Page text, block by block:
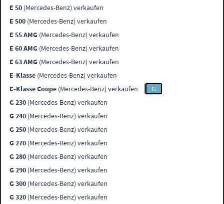
E 50 (Mercedes-Benz) verkaufen
E 500 (Mercedes-Benz) verkaufen
E 55 AMG (Mercedes-Benz) verkaufen
E 60 AMG (Mercedes-Benz) verkaufen
E 63 AMG (Mercedes-Benz) verkaufen
E-Klasse (Mercedes-Benz) verkaufen
E-Klasse Coupe (Mercedes-Benz) verkaufen
G
G 230 (Mercedes-Benz) verkaufen
G 240 (Mercedes-Benz) verkaufen
G 250 (Mercedes-Benz) verkaufen
G 270 (Mercedes-Benz) verkaufen
G 280 (Mercedes-Benz) verkaufen
G 290 (Mercedes-Benz) verkaufen
G 300 (Mercedes-Benz) verkaufen
G 320 (Mercedes-Benz) verkaufen